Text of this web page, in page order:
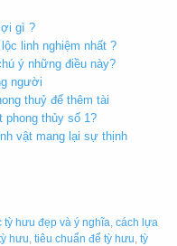
gì ?
linh nghiệm nhất ?
ý những điều này?
người
thuỷ để thêm tài
thủy số 1?
vật mang lại sự thịnh
tỳ hưu đẹp và ý nghĩa cách lựa
hưu tiêu chuẩn để tỳ hưu tỳ